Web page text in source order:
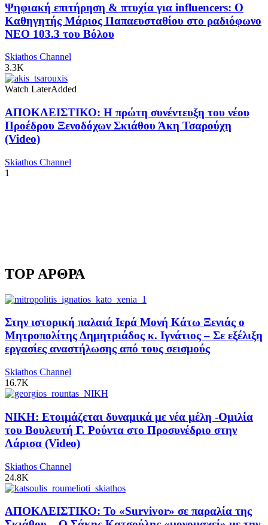
Ψηφιακή επιτήρηση & πτυχία για influencers: Ο
Καθηγητής Μάριος Παπαευσταθίου στο ραδιόφωνο
NEO 103.3 του Βόλου
Skiathos Channel
3.3K
Watch LaterAdded
ΑΠΟΚΛΕΙΣΤΙΚΟ: Η πρώτη συνέντευξη του νέου
Προέδρου Ξενοδόχων Σκιάθου Άκη Τσαρούχη
(Video)
Skiathos Channel
1
TOP ΑΡΘΡΑ
Στην ιστορική παλαιά Ιερά Μονή Κάτω Ξενιάς ο
Μητροπολίτης Δημητριάδος κ. Ιγνάτιος – Σε εξέλιξη
εργασίες αναστήλωσης από τους σεισμούς
Skiathos Channel
16.7K
ΝΙΚΗ: Ετοιμάζεται δυναμικά με νέα μέλη -Ομιλία
του Βουλευτή Γ. Ρούντα στο Προσυνέδριο στην
Λάρισα (Video)
Skiathos Channel
24.8K
ΑΠΟΚΛΕΙΣΤΙΚΟ: Το «Survivor» σε παραλία της